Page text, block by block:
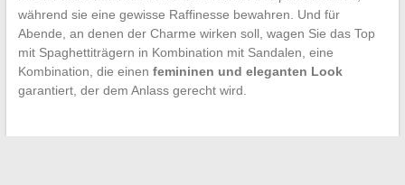
während sie eine gewisse Raffinesse bewahren. Und für
Abende, an denen der Charme wirken soll, wagen Sie das Top
mit Spaghettiträgern in Kombination mit Sandalen, eine
Kombination, die einen femininen und eleganten Look
garantiert, der dem Anlass gerecht wird.